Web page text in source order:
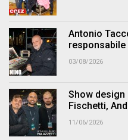
Antonio
responsabile
03/08/2026
Show design
Fischetti,
11/06/2026